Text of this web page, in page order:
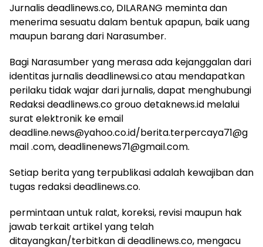
Jurnalis deadlinews.co, DILARANG meminta dan
menerima sesuatu dalam bentuk apapun, baik uang
maupun barang dari Narasumber.
Bagi Narasumber yang merasa ada kejanggalan dari
identitas jurnalis deadlinewsi.co atau mendapatkan
perilaku tidak wajar dari jurnalis, dapat menghubungi
Redaksi deadlinews.co grouo detaknews.id melalui
surat elektronik ke email
deadline.news@yahoo.co.id/berita.terpercaya71@g
mail .com, deadlinenews71@gmail.com.
Setiap berita yang terpublikasi adalah kewajiban dan
tugas redaksi deadlinews.co.
permintaan untuk ralat, koreksi, revisi maupun hak
jawab terkait artikel yang telah
ditayangkan/terbitkan di deadlinews.co, mengacu